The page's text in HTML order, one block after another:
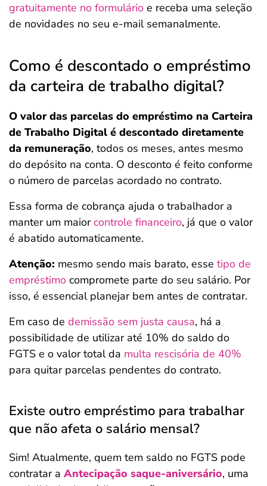
gratuitamente no formulário e receba uma seleção
de novidades no seu e-mail semanalmente.
Como é descontado o empréstimo
da carteira de trabalho digital?
O valor das parcelas do empréstimo na Carteira
de Trabalho Digital é descontado diretamente
da remuneração, todos os meses, antes mesmo
do depósito na conta. O desconto é feito conforme
o número de parcelas acordado no contrato.
Essa forma de cobrança ajuda o trabalhador a
manter um maiorcontrole financeiro, já que o valor
é abatido automaticamente.
Atenção: mesmo sendo mais barato, esse tipo de
empréstimo compromete parte do seu salário. Por
isso, é essencial planejar bem antes de contratar.
Em caso de demissão sem justa causa, há a
possibilidade de utilizar até 10% do saldo do
FGTS e o valor total da multa rescisória de 40%
para quitar parcelas pendentes do contrato.
Existe outro empréstimo para trabalhar
que não afeta o salário mensal?
Sim! Atualmente, quem tem saldo no FGTS pode
contratar a Antecipação saque-aniversário, uma